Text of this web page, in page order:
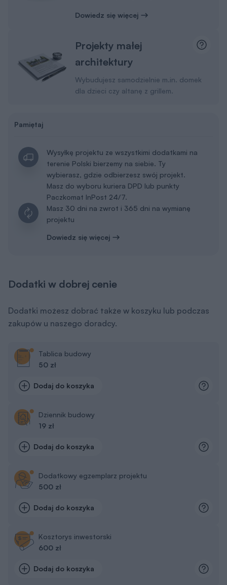
Dowiedz się więcej
Projekty małej
architektury
Wybudujesz samodzielnie m.in. domek
dla dzieci czy altanę z grillem.
Pamiętaj
Wysyłkę projektu ze wszystkimi dodatkami na
terenie Polski bierzemy na siebie. Ty
wybierasz, gdzie odbierzesz swój projekt.
Masz do wyboru kuriera DPD lub punkty
Paczkomat InPost 24/7.
Masz 30 dni na zwrot i 365 dni na wymianę
projektu
Dowiedz się więcej
Dodatki w dobrej cenie
Dodatki możesz dobrać także w koszyku lub podczas
zakupów u naszego doradcy.
Tablica budowy
50 zł
Dodaj do koszyka
Dziennik budowy
19 zł
Dodaj do koszyka
Dodatkowy egzemplarz projektu
500 zł
Dodaj do koszyka
Kosztorys inwestorski
600 zł
Dodaj do koszyka